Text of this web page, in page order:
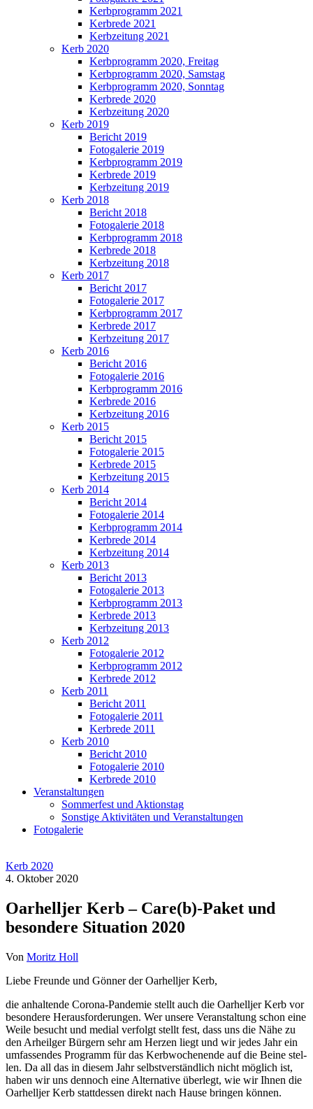
Kerbprogramm 2021
Kerbrede 2021
Kerbzeitung 2021
Kerb 2020
Kerbprogramm 2020, Freitag
Kerbprogramm 2020, Samstag
Kerbprogramm 2020, Sonntag
Kerbrede 2020
Kerbzeitung 2020
Kerb 2019
Bericht 2019
Fotogalerie 2019
Kerbprogramm 2019
Kerbrede 2019
Kerbzeitung 2019
Kerb 2018
Bericht 2018
Fotogalerie 2018
Kerbprogramm 2018
Kerbrede 2018
Kerbzeitung 2018
Kerb 2017
Bericht 2017
Fotogalerie 2017
Kerbprogramm 2017
Kerbrede 2017
Kerbzeitung 2017
Kerb 2016
Bericht 2016
Fotogalerie 2016
Kerbprogramm 2016
Kerbrede 2016
Kerbzeitung 2016
Kerb 2015
Bericht 2015
Fotogalerie 2015
Kerbrede 2015
Kerbzeitung 2015
Kerb 2014
Bericht 2014
Fotogalerie 2014
Kerbprogramm 2014
Kerbrede 2014
Kerbzeitung 2014
Kerb 2013
Bericht 2013
Fotogalerie 2013
Kerbprogramm 2013
Kerbrede 2013
Kerbzeitung 2013
Kerb 2012
Fotogalerie 2012
Kerbprogramm 2012
Kerbrede 2012
Kerb 2011
Bericht 2011
Fotogalerie 2011
Kerbrede 2011
Kerb 2010
Bericht 2010
Fotogalerie 2010
Kerbrede 2010
Veranstaltungen
Sommerfest und Aktionstag
Sonstige Aktivitäten und Veranstaltungen
Fotogalerie
Kerb 2020
4. Oktober 2020
Oarhelljer Kerb – Care(b)-Paket und
besondere Situation 2020
Von Moritz Holl
Lie­be Freun­de und Gön­ner der Oar­hell­jer Kerb,
die anhal­ten­de Coro­na-Pan­de­mie stellt auch die Oar­hell­jer Kerb vor
beson­de­re Her­aus­for­de­run­gen. Wer unse­re Ver­an­stal­tung schon eine
Wei­le besucht und medi­al ver­folgt stellt fest, dass uns die Nähe zu
den Arheil­ger Bür­gern sehr am Her­zen liegt und wir jedes Jahr ein
umfas­sen­des Pro­gramm für das Kerb­wo­chen­en­de auf die Bei­ne stel­
len. Da all das in die­sem Jahr selbst­ver­ständ­lich nicht mög­lich ist,
haben wir uns den­noch eine Alter­na­ti­ve über­legt, wie wir Ihnen die
Oar­hell­jer Kerb statt­des­sen direkt nach Hau­se brin­gen können.